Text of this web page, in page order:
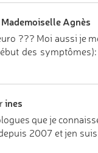
Mademoiselle Agnès
??? Moi aussi je
des
ines
que je
2007 et jen